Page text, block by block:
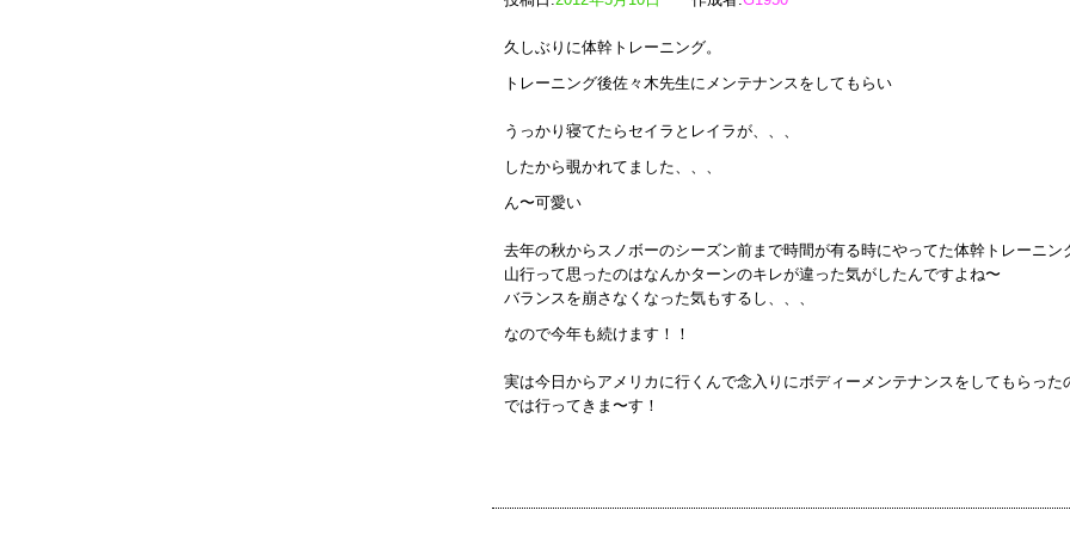
久しぶりに体幹トレーニング。
トレーニング後佐々木先生にメンテナンスをしてもらい
うっかり寝てたらセイラとレイラが、、、
したから覗かれてました、、、
ん〜可愛い
去年の秋からスノボーのシーズン前まで時間が有る時にやってた体幹トレーニン
山行って思ったのはなんかターンのキレが違った気がしたんですよね〜
バランスを崩さなくなった気もするし、、、
なので今年も続けます！！
実は今日からアメリカに行くんで念入りにボディーメンテナンスをしてもらった
では行ってきま〜す！